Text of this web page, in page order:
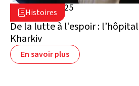
Histoires
24 février 2025
Ukraine
De la lutte à l’espoir :
Kharkiv
En savoir plus